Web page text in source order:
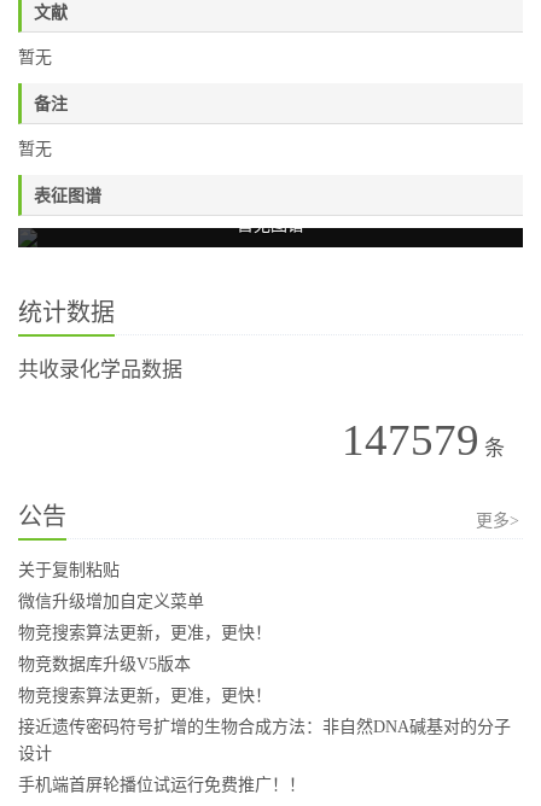
文献
暂无
备注
暂无
表征图谱
暂无图谱
统计数据
共收录化学品数据
147579 条
公告 更多>
关于复制粘贴
微信升级增加自定义菜单
物竞搜索算法更新，更准，更快！
物竞数据库升级V5版本
物竞搜索算法更新，更准，更快！
接近遗传密码符号扩增的生物合成方法：非自然DNA碱基对的分子
设计
手机端首屏轮播位试运行免费推广！！